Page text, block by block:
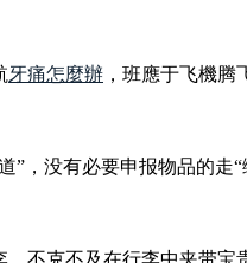
牙痛怎麼辦 ，班應于飞機
”，没有必要申报物品的走“
不克不及在行李中夹带